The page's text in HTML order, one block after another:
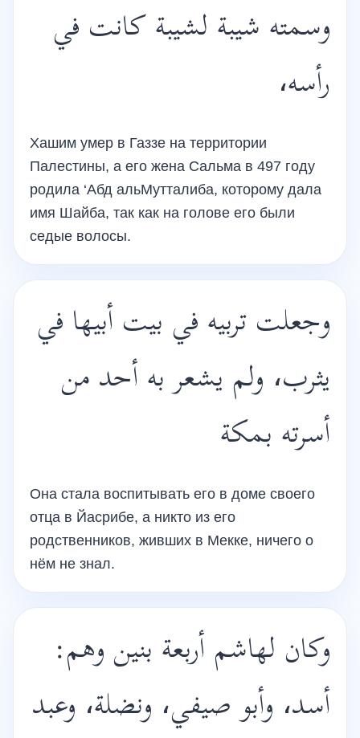
وسمته شيبة لشيبة كانت في
رأسه،
Хашим умер в Газзе на территории
Палестины, а его жена Сальма в 497 году
родила ‘Абд альМутталиба, которому дала
имя Шайба, так как на голове его были
седые волосы.
وجعلت تربيه في بيت أبيها في
يثرب، ولم يشعر به أحد من
أسرته بمكة
Она стала воспитывать его в доме своего
отца в Йасрибе, а никто из его
родственников, живших в Мекке, ничего о
нём не знал.
وكان لهاشم أربعة بنين وهم:
أسد، وأبو صيفي، ونضلة، وعبد